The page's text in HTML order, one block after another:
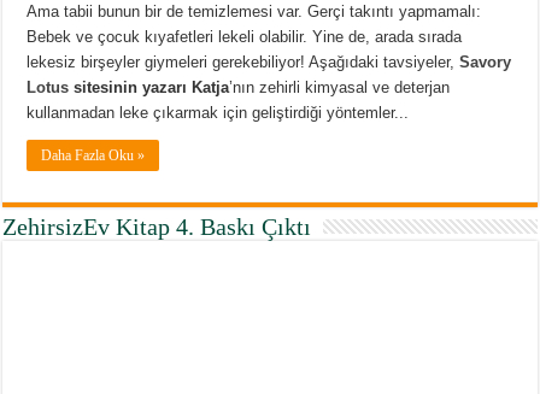
Ama tabii bunun bir de temizlemesi var. Gerçi takıntı yapmamalı:
Bebek ve çocuk kıyafetleri lekeli olabilir. Yine de, arada sırada
lekesiz birşeyler giymeleri gerekebiliyor! Aşağıdaki tavsiyeler,Savory
Lotus sitesinin yazarı Katja’nın zehirli kimyasal ve deterjan
kullanmadan leke çıkarmak için geliştirdiği yöntemler...
Daha Fazla Oku »
ZehirsizEv Kitap 4. Baskı Çıktı